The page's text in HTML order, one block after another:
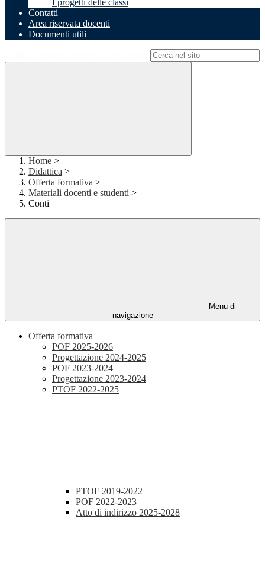
I progetti delle classi
Contatti
Area riservata docenti
Documenti utili
Home >
Didattica >
Offerta formativa >
Materiali docenti e studenti >
Conti
Menu di
navigazione
Offerta formativa
POF 2025-2026
Progettazione 2024-2025
POF 2023-2024
Progettazione 2023-2024
PTOF 2022-2025
PTOF 2019-2022
POF 2022-2023
Atto di indirizzo 2025-2028